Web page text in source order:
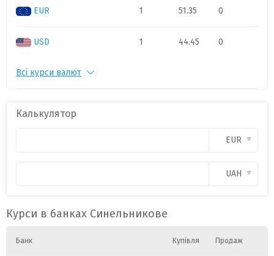
EUR 1 51.35 0
USD 1 44.45 0
PLN
Всі курси валют
Калькулятор
EUR
UAH
Курси в банках Синельникове
Банк Купівля Продаж